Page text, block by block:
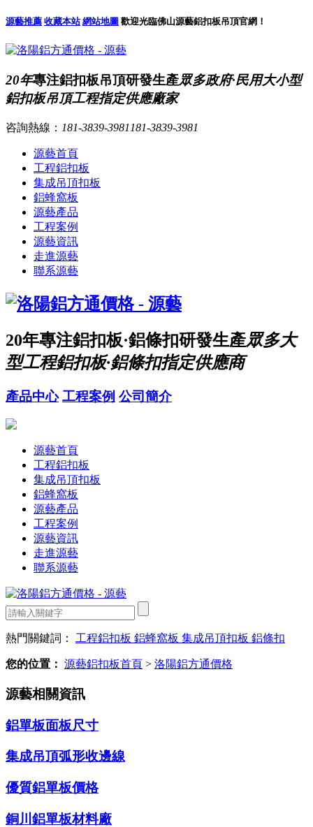
源藝推薦 收藏本站 網站地圖 歡迎光臨佛山源藝鋁扣板吊頂官網！
20年專注鋁扣板吊頂研發生產眾多政府·民用大小型
鋁扣板吊頂工程指定供應廠家
咨詢熱線： 181-3839-3981 181-3839-3981
源藝首頁
工程鋁扣板
集成吊頂扣板
鋁蜂窩板
源藝產品
工程案例
源藝資訊
走進源藝
聯系源藝
20年專注鋁扣板·鋁條扣研發生產眾多大
型工程鋁扣板·鋁條扣指定供應商
產品中心 工程案例 公司簡介
源藝首頁
工程鋁扣板
集成吊頂扣板
鋁蜂窩板
源藝產品
工程案例
源藝資訊
走進源藝
聯系源藝
熱門關鍵詞： 工程鋁扣板 鋁蜂窩板 集成吊頂扣板 鋁條扣
您的位置： 源藝鋁扣板首頁 > 洛陽鋁方通價格
源藝相關資訊
鋁單板面板尺寸
集成吊頂弧形收邊線
優質鋁單板價格
銅川鋁單板材料廠